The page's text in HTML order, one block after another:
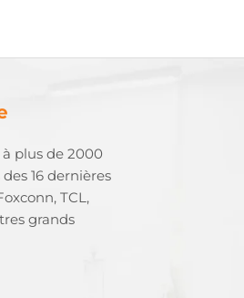
plus de 2000
16 dernières
TCL,
grands